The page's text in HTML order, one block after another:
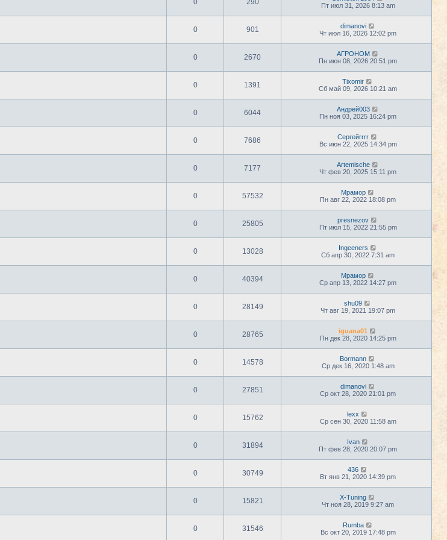
Пт июл 31, 2026 8:13 am
0 901
dimanovi
Чт июл 16, 2026 12:02 pm
0 2670
АГРОНОМ
Пн июн 08, 2026 20:51 pm
0 1391
Tixomir
Сб май 09, 2026 10:21 am
0 6044
Андрей003
Пн ноя 03, 2025 16:24 pm
0 7686
Сергейrrrr
Вс июн 22, 2025 14:34 pm
0 7177
Artemische
Чт фев 20, 2025 15:11 pm
0 57532
Мрамор
Пн авг 22, 2022 18:08 pm
0 25805
presnezov
Пт июл 15, 2022 21:55 pm
0 13028
Ingeeners
Сб апр 30, 2022 7:31 am
0 40394
Мрамор
Ср апр 13, 2022 14:27 pm
0 28149
shu09
Чт авг 19, 2021 19:07 pm
0 28765
iguana01
Пн дек 28, 2020 14:25 pm
0 14578
Bormann
Ср дек 16, 2020 1:48 am
0 27851
dimanovi
Ср окт 28, 2020 21:01 pm
0 15762
lexx
Ср сен 30, 2020 11:58 am
0 31894
Ivan
Пт фев 28, 2020 20:07 pm
0 30749
436
Вт янв 21, 2020 14:39 pm
0 15821
X-Tuning
Чт ноя 28, 2019 9:27 am
0 31546
Rumba
Вс окт 20, 2019 17:48 pm